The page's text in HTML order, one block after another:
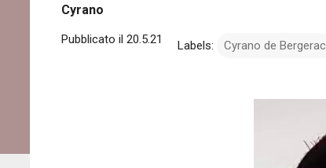
Cyrano
Pubblicato il 20.5.21 Labels: Cyrano de Bergerac